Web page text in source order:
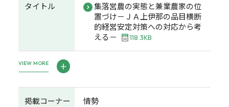
タイトル
集落営農の実態と兼業農家の位
置づけ－ＪＡ上伊那の品目横断
的経営安定対策への対応から考
える－
118.3KB
VIEW MORE
掲載コーナー 情勢